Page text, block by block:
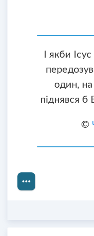
І якби
один, на
піднявся б
©